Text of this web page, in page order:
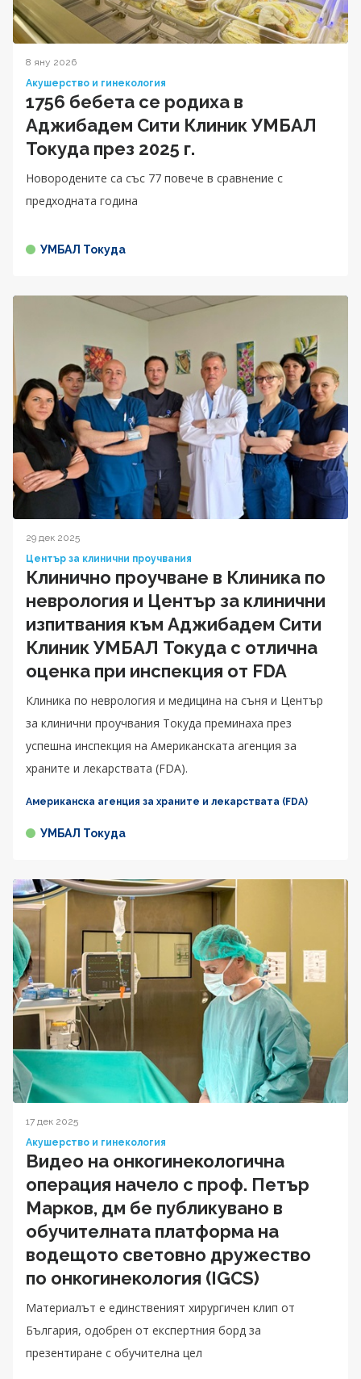
8 яну 2026
Акушерство и гинекология
1756 бебета се родиха в
Аджибадем Сити Клиник УМБАЛ
Токуда през 2025 г.
Новородените са със 77 повече в сравнение с
предходната година
УМБАЛ Токуда
29 дек 2025
Център за клинични проучвания
Клинично проучване в Клиника по
неврология и Център за клинични
изпитвания към Аджибадем Сити
Клиник УМБАЛ Токуда с отлична
оценка при инспекция от FDA
Клиника по неврология и медицина на съня и Център
за клинични проучвания Токуда преминаха през
успешна инспекция на Американската агенция за
храните и лекарствата (FDA).
Американска агенция за храните и лекарствата (FDA)
УМБАЛ Токуда
17 дек 2025
Акушерство и гинекология
Видео на онкогинекологична
операция начело с проф. Петър
Марков, дм бе публикувано в
обучителната платформа на
водещото световно дружество
по онкогинекология (IGCS)
Материалът е единственият хирургичен клип от
България, одобрен от експертния борд за
презентиране с обучителна цел